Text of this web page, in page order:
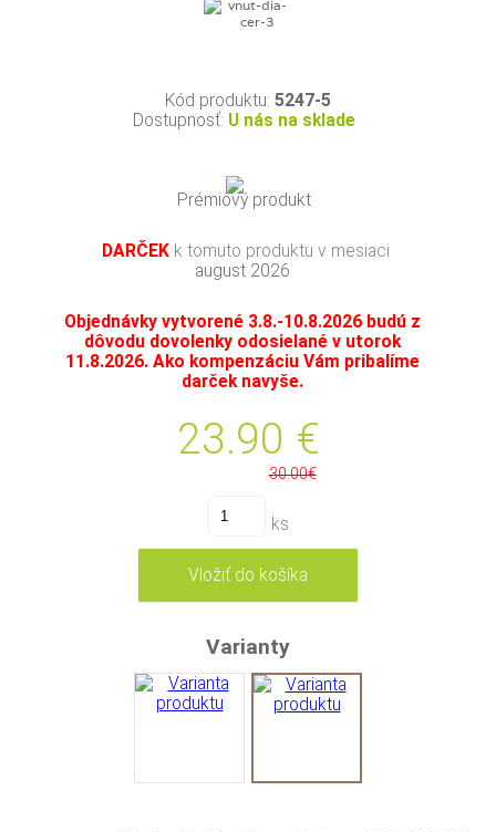
Kód produktu: 5247-5
Dostupnosť: U nás na sklade
Prémiový produkt
DARČEK k tomuto produktu v mesiaci
august 2026
Objednávky vytvorené 3.8.-10.8.2026 budú z
dôvodu dovolenky odosielané v utorok
11.8.2026. Ako kompenzáciu Vám pribalíme
darček navyše.
23.90 €
30.00€
ks
Varianty